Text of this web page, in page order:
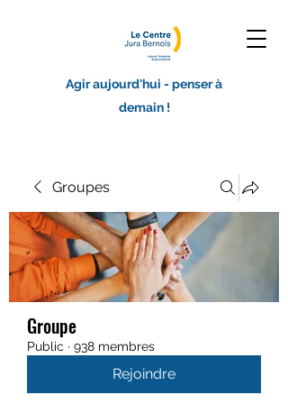
Agir aujourd'hui - penser à
demain !
Groupes
Groupe
Public · 938 membres
Rejoindre